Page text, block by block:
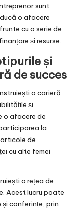
sunt
o afacere
cu o serie de
și resurse.
și
de succes
o carieră
și
o afacere de
la
de
cu alte femei
o rețea de
Acest lucru poate
conferințe, prin